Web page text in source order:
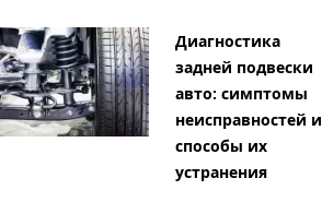
Диагностика
задней подвески
авто: симптомы
неисправностей и
способы их
устранения